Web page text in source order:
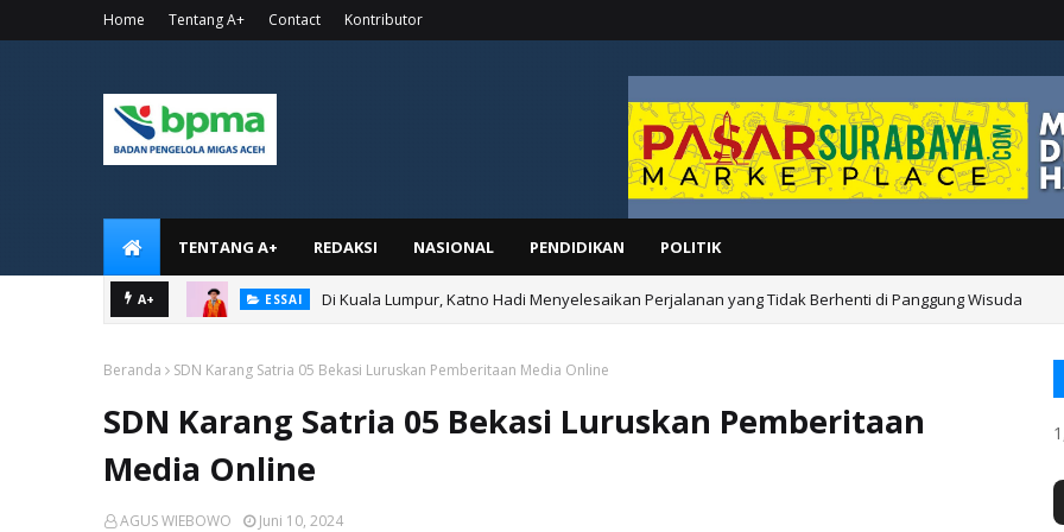
Home Tentang A+ Contact Kontributor
TENTANG A+ REDAKSI NASIONAL PENDIDIKAN POLITIK
A+ ESSAI Di Kuala Lumpur, Katno Hadi Menyelesaikan Perjalanan yang Tidak Berhenti di Panggung Wisuda
Beranda SDN Karang Satria 05 Bekasi Luruskan Pemberitaan Media Online
SDN Karang Satria 05 Bekasi Luruskan Pemberitaan
Media Online
AGUS WIEBOWO Juni 10, 2024